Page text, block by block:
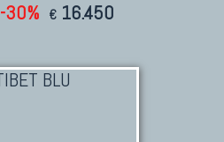
-30% € 16.450